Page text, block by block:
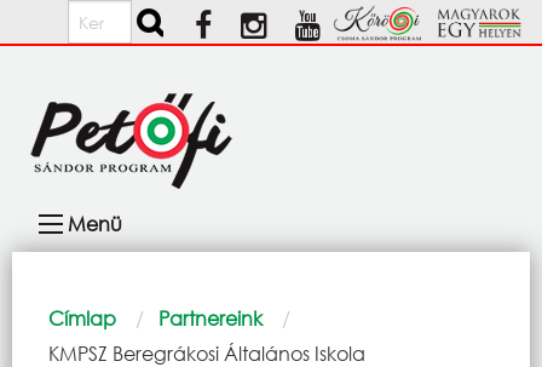
Ugrás a tartalomra
Keresés
navigáció
Menü
Morzsa
Címlap
Partnereink
Current:
KMPSZ Beregrákosi Általános Iskola